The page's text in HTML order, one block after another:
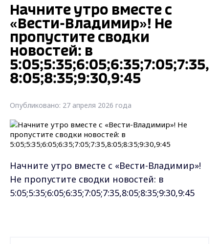
Начните утро вместе с
«Вести-Владимир»! Не
пропустите сводки
новостей: в
5:05;5:35;6:05;6:35;7:05;7:35,
8:05;8:35;9:30,9:45
Опубликовано: 27 апреля 2026 года
Начните утро вместе с «Вести-Владимир»!
Не пропустите сводки новостей: в
5:05;5:35;6:05;6:35;7:05;7:35,8:05;8:35;9:30,9:45